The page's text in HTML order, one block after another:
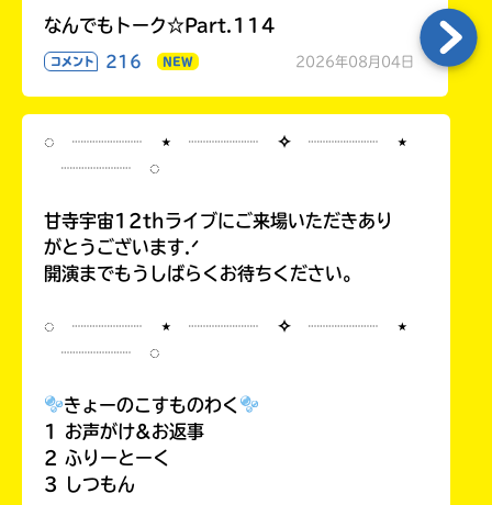
なんでもトーク☆Part.114
コメント 216 NEW 2026年08月04日
◌ ┈┈┈┈ ⋆ ┈┈┈┈ ✧ ┈┈┈┈ ⋆
┈┈┈┈ ◌
甘寺宇宙12thライブにご来場いただきあり
がとうございます.ᐟ
開演までもうしばらくお待ちください。
◌ ┈┈┈┈ ⋆ ┈┈┈┈ ✧ ┈┈┈┈ ⋆
┈┈┈┈ ◌
きょーのこすものわく
1 お声がけ&お返事
2 ふりーとーく
3 しつもん